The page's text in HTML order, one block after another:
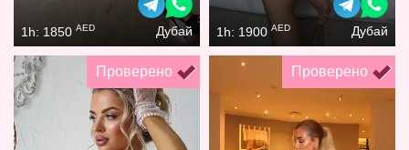
1h: 1850 AED Дубай 1h: 1900 AED Дубай
Проверено Проверено